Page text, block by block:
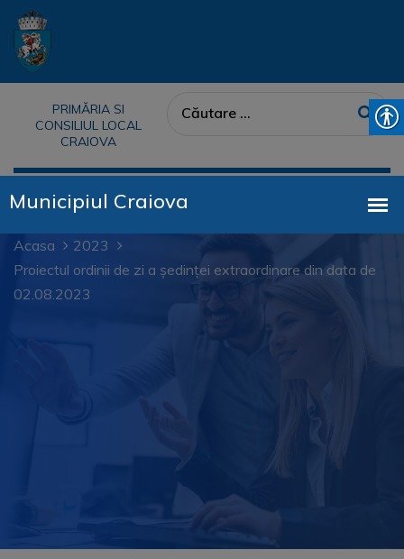
PRIMĂRIA SI
CONSILIUL LOCAL
CRAIOVA
Acasa
2023
Proiectul ordinii de zi a ședinței extraordinare din data de
02.08.2023